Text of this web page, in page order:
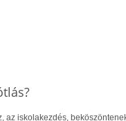
az iskolakezdés,